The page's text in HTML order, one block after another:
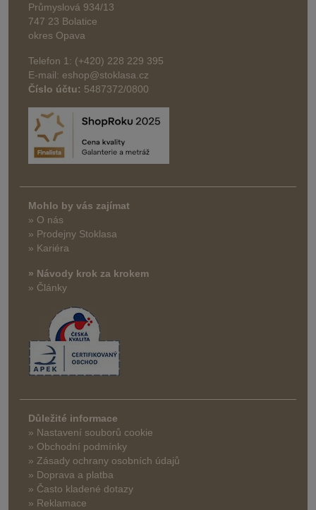
Průmyslová 934/13
747 23 Bolatice
okres Opava
Telefon 1: (+420) 228 229 395
E-mail: eshop@stoklasa.cz
Číslo účtu: 5487372/0800
Mohlo by vás zajímat
» O nás
» Prodejny Stoklasa
» Kariéra
» Návody krok za krokem
» Články
Důležité informace
» Nastavení souborů cookie
» Obchodní podmínky
» Zásady ochrany osobních údajů
» Doprava a platba
» Často kladené dotazy
» Reklamace